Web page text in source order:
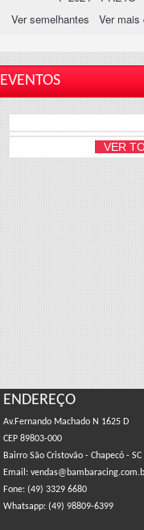
Ver semelhantes
Ver mais
EVENTOS
VER
ENDEREÇO
Av.Fernando Machado N 1625 D
CEP 89803-000
Bairro São Cristovão - Chapecó - SC
Email:
Fone: (49) 3329 6680
Whatsapp: (49) 98809-6399